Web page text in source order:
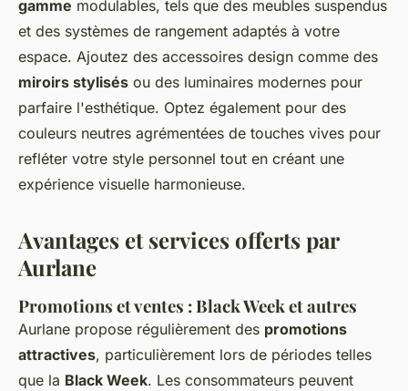
gamme modulables, tels que des meubles suspendus
et des systèmes de rangement adaptés à votre
espace. Ajoutez des accessoires design comme des
miroirs stylisés ou des luminaires modernes pour
parfaire l'esthétique. Optez également pour des
couleurs neutres agrémentées de touches vives pour
refléter votre style personnel tout en créant une
expérience visuelle harmonieuse.
Avantages et services offerts par
Aurlane
Promotions et ventes : Black Week et autres
Aurlane propose régulièrement des promotions
attractives, particulièrement lors de périodes telles
que la Black Week. Les consommateurs peuvent